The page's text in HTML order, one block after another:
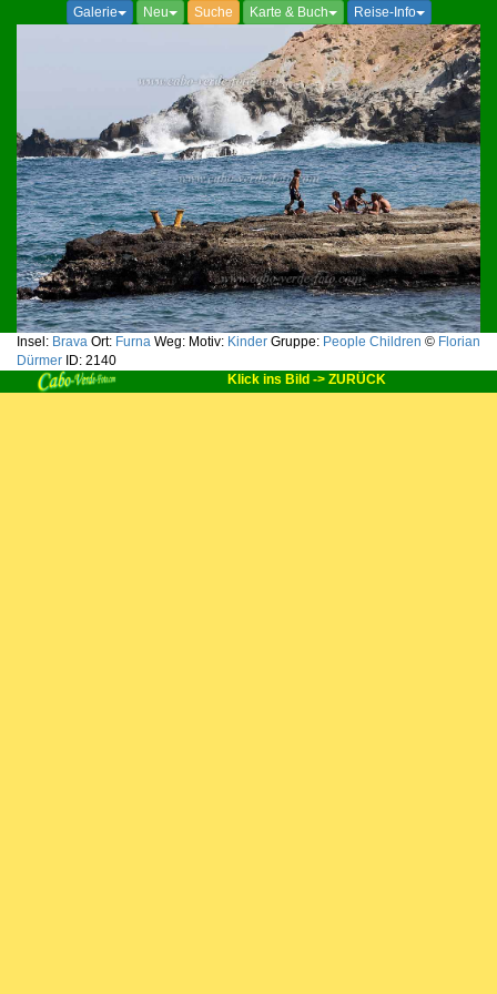
Galerie Neu Suche Karte & Buch Reise-Info
Insel: Brava Ort: Furna Weg: Motiv: Kinder Gruppe: People Children © Florian
Dürmer ID: 2140
Klick ins Bild -> ZURÜCK